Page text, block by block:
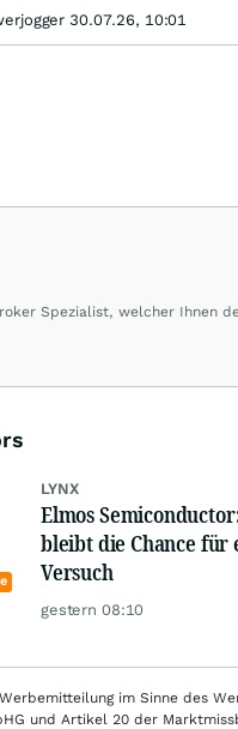
30.07.26, 10:01
Spezialist, welcher Ihnen
LYNX
Elmos
bleibt die Chance für
Versuch
gestern 08:10
im Sinne des
und Artikel 20 der